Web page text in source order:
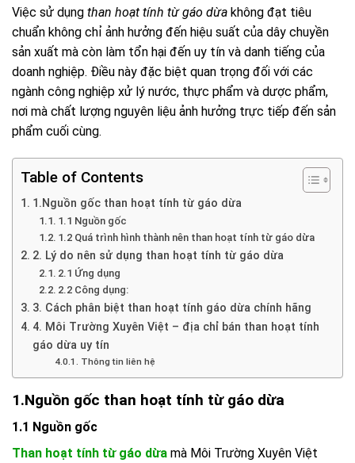
Việc sử dụng than hoạt tính từ gáo dừa không đạt tiêu
chuẩn không chỉ ảnh hưởng đến hiệu suất của dây chuyền
sản xuất mà còn làm tổn hại đến uy tín và danh tiếng của
doanh nghiệp. Điều này đặc biệt quan trọng đối với các
ngành công nghiệp xử lý nước, thực phẩm và dược phẩm,
nơi mà chất lượng nguyên liệu ảnh hưởng trực tiếp đến sản
phẩm cuối cùng.
Table of Contents
1.Nguồn gốc than hoạt tính từ gáo dừa
1.1 Nguồn gốc
1.2 Quá trình hình thành nên than hoạt tính từ gáo dừa
2. Lý do nên sử dụng than hoạt tính từ gáo dừa
2.1 Ứng dụng
2.2 Công dụng:
3. Cách phân biệt than hoạt tính gáo dừa chính hãng
4. Môi Trường Xuyên Việt – địa chỉ bán than hoạt tính
gáo dừa uy tín
Thông tin liên hệ
1.Nguồn gốc than hoạt tính từ gáo dừa
1.1 Nguồn gốc
Than hoạt tính từ gáo dừa mà Môi Trường Xuyên Việt